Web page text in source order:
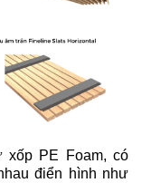
xốp PE Foam, có
điển hình như